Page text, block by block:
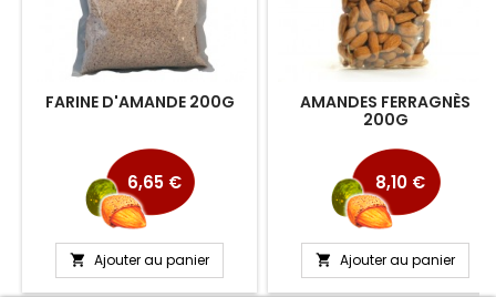
FARINE D'AMANDE 200G
6,65 €
 Ajouter au panier
AMANDES FERRAGNÈS
200G
8,10 €
 Ajouter au panier